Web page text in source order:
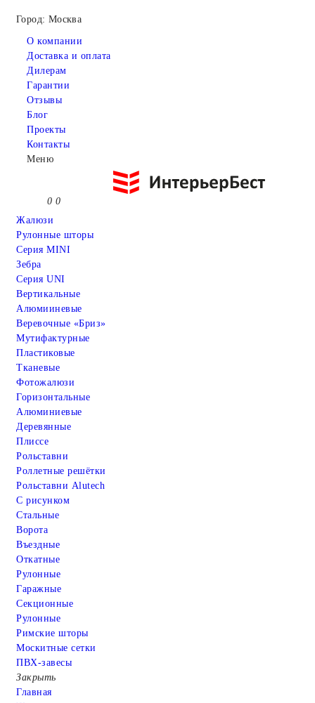
Город: Москва
О компании
Доставка и оплата
Дилерам
Гарантии
Отзывы
Блог
Проекты
Контакты
Меню
0 0
Жалюзи
Рулонные шторы
Серия MINI
Зебра
Серия UNI
Вертикальные
Алюмииневые
Веревочные «Бриз»
Мутифактурные
Пластиковые
Тканевые
Фотожалюзи
Горизонтальные
Алюминиевые
Деревянные
Плиссе
Рольставни
Роллетные решётки
Рольставни Alutech
С рисунком
Стальные
Ворота
Въездные
Откатные
Рулонные
Гаражные
Cекционные
Рулонные
Римские шторы
Москитные сетки
ПВХ-завесы
Закрыть
Главная